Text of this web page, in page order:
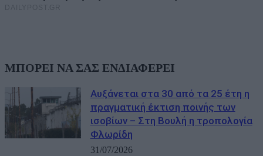
ΜΠΟΡΕΙ ΝΑ ΣΑΣ ΕΝΔΙΑΦΕΡΕΙ
Αυξάνεται στα 30 από τα 25 έτη η
πραγματική έκτιση ποινής των
ισοβίων – Στη Βουλή η τροπολογία
Φλωρίδη
31/07/2026